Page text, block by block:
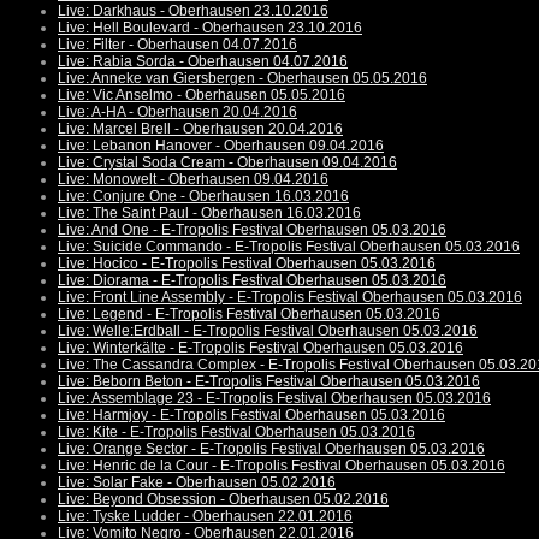
Live: Darkhaus - Oberhausen 23.10.2016
Live: Hell Boulevard - Oberhausen 23.10.2016
Live: Filter - Oberhausen 04.07.2016
Live: Rabia Sorda - Oberhausen 04.07.2016
Live: Anneke van Giersbergen - Oberhausen 05.05.2016
Live: Vic Anselmo - Oberhausen 05.05.2016
Live: A-HA - Oberhausen 20.04.2016
Live: Marcel Brell - Oberhausen 20.04.2016
Live: Lebanon Hanover - Oberhausen 09.04.2016
Live: Crystal Soda Cream - Oberhausen 09.04.2016
Live: Monowelt - Oberhausen 09.04.2016
Live: Conjure One - Oberhausen 16.03.2016
Live: The Saint Paul - Oberhausen 16.03.2016
Live: And One - E-Tropolis Festival Oberhausen 05.03.2016
Live: Suicide Commando - E-Tropolis Festival Oberhausen 05.03.2016
Live: Hocico - E-Tropolis Festival Oberhausen 05.03.2016
Live: Diorama - E-Tropolis Festival Oberhausen 05.03.2016
Live: Front Line Assembly - E-Tropolis Festival Oberhausen 05.03.2016
Live: Legend - E-Tropolis Festival Oberhausen 05.03.2016
Live: Welle:Erdball - E-Tropolis Festival Oberhausen 05.03.2016
Live: Winterkälte - E-Tropolis Festival Oberhausen 05.03.2016
Live: The Cassandra Complex - E-Tropolis Festival Oberhausen
Live: Beborn Beton - E-Tropolis Festival Oberhausen 05.03.2016
Live: Assemblage 23 - E-Tropolis Festival Oberhausen 05.03.2016
Live: Harmjoy - E-Tropolis Festival Oberhausen 05.03.2016
Live: Kite - E-Tropolis Festival Oberhausen 05.03.2016
Live: Orange Sector - E-Tropolis Festival Oberhausen 05.03.2016
Live: Henric de la Cour - E-Tropolis Festival Oberhausen 05.03.2016
Live: Solar Fake - Oberhausen 05.02.2016
Live: Beyond Obsession - Oberhausen 05.02.2016
Live: Tyske Ludder - Oberhausen 22.01.2016
Live: Vomito Negro - Oberhausen 22.01.2016